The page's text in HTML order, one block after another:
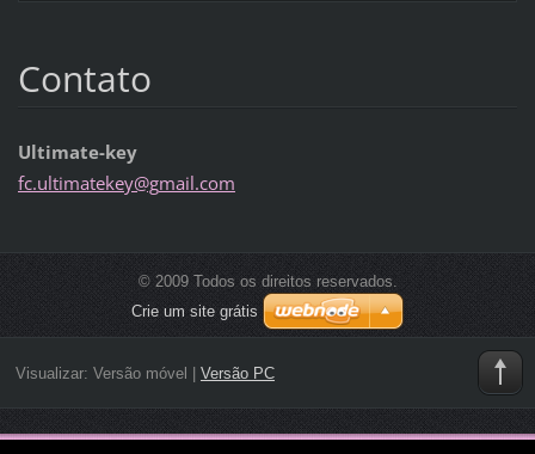
Contato
Ultimate-key
fc.ultimatekey@gmail.com
© 2009 Todos os direitos reservados.
Crie um site grátis
Visualizar: Versão móvel Versão PC